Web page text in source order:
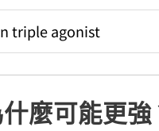
triple agonist
麼可能更強